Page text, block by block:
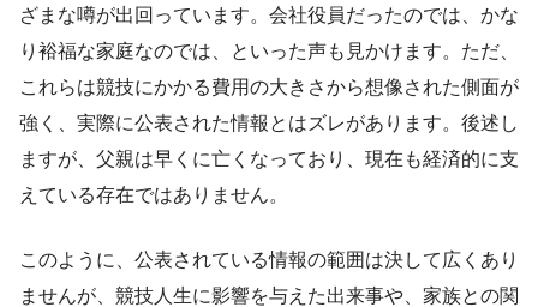
ざまな噂が出回っています。会社役員だったのでは、かな
り裕福な家庭なのでは、といった声も見かけます。ただ、
これらは競技にかかる費用の大きさから想像された側面が
強く、実際に公表された情報とはズレがあります。後述し
ますが、父親は早くに亡くなっており、現在も経済的に支
えている存在ではありません。
このように、公表されている情報の範囲は決して広くあり
ませんが、競技人生に影響を与えた出来事や、家族との関